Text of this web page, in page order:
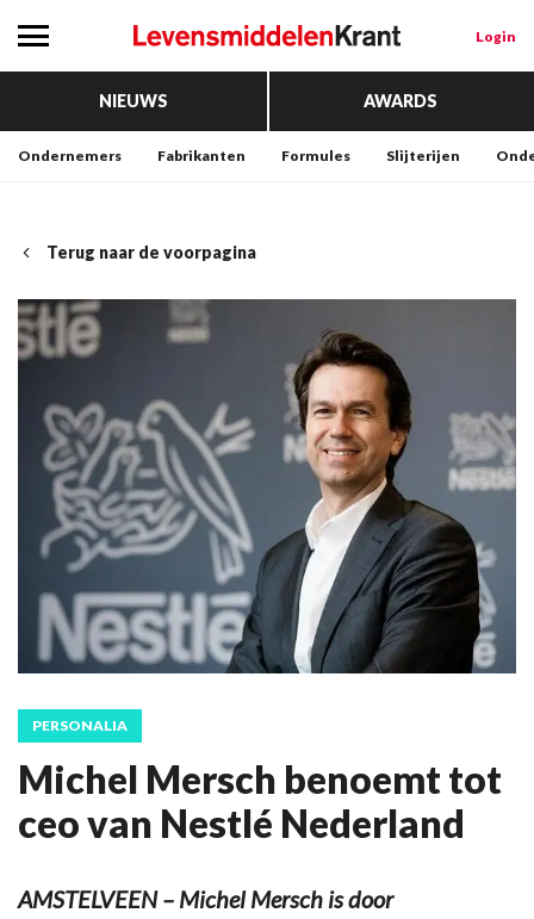
Login
NIEUWS AWARDS
Ondernemers Fabrikanten Formules Slijterijen
Terug naar de voorpagina
PERSONALIA
Michel Mersch benoemt tot
ceo van Nestlé Nederland
AMSTELVEEN – Michel Mersch is door